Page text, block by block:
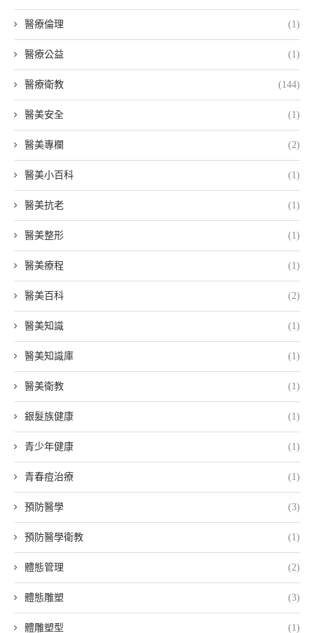
醫療倫理 (1)
醫療公益 (1)
醫療衛教 (144)
醫美安全 (1)
醫美專欄 (2)
醫美小百科 (1)
醫美抗老 (1)
醫美整形 (1)
醫美療程 (1)
醫美百科 (2)
醫美知識 (1)
醫美知識庫 (1)
醫美衛教 (1)
銀髮族健康 (1)
青少年健康 (1)
青春痘治療 (1)
預防醫學 (3)
預防醫學衛教 (1)
體態管理 (2)
體態雕塑 (3)
體雕塑型 (1)